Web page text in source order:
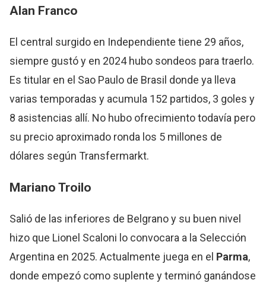
Alan Franco
El central surgido en Independiente tiene 29 años,
siempre gustó y en 2024 hubo sondeos para traerlo.
Es titular en el Sao Paulo de Brasil donde ya lleva
varias temporadas y acumula 152 partidos, 3 goles y
8 asistencias allí. No hubo ofrecimiento todavía pero
su precio aproximado ronda los 5 millones de
dólares según Transfermarkt.
Mariano Troilo
Salió de las inferiores de Belgrano y su buen nivel
hizo que Lionel Scaloni lo convocara a la Selección
Argentina en 2025. Actualmente juega en el Parma,
donde empezó como suplente y terminó ganándose